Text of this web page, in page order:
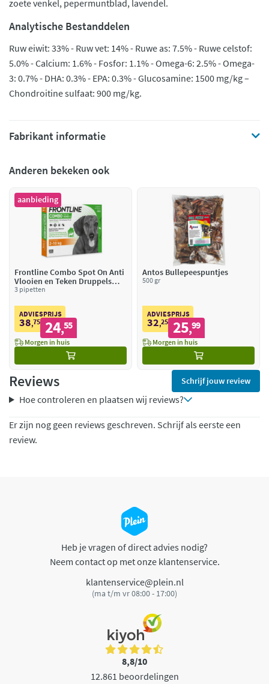
zoete venkel, pepermuntblad, lavendel.
Analytische Bestanddelen
Ruw eiwit: 33% - Ruw vet: 14% - Ruwe as: 7.5% - Ruwe celstof:
5.0% - Calcium: 1.6% - Fosfor: 1.1% - Omega-6: 2.5% - Omega-
3: 0.7% - DHA: 0.3% - EPA: 0.3% - Glucosamine: 1500 mg/kg –
Chondroitine sulfaat: 900 mg/kg.
Fabrikant informatie
Anderen bekeken ook
aanbieding
Frontline Combo Spot On Anti
Vlooien en Teken Druppels
Hond 2 - 10 kg
3 pipetten
ADVIESPRIJS
38,75 24,55
Morgen in huis
Antos Bullepeespuntjes
500 gr
ADVIESPRIJS
32,25 25,99
Morgen in huis
Reviews Schrijf jouw review
Hoe controleren en plaatsen wij reviews?
Er zijn nog geen reviews geschreven. Schrijf als eerste een
review.
Heb je vragen of direct advies nodig?
Neem contact op met onze klantenservice.
klantenservice@plein.nl
(ma t/m vr 08:00 - 17:00)
8,8/10
12.861 beoordelingen